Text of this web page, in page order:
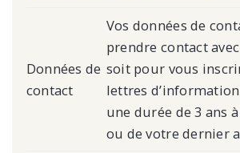
Données de
contact
Vos données de
prendre contact
soit pour vous
lettres
une durée de 3 ans
ou de votre dernier